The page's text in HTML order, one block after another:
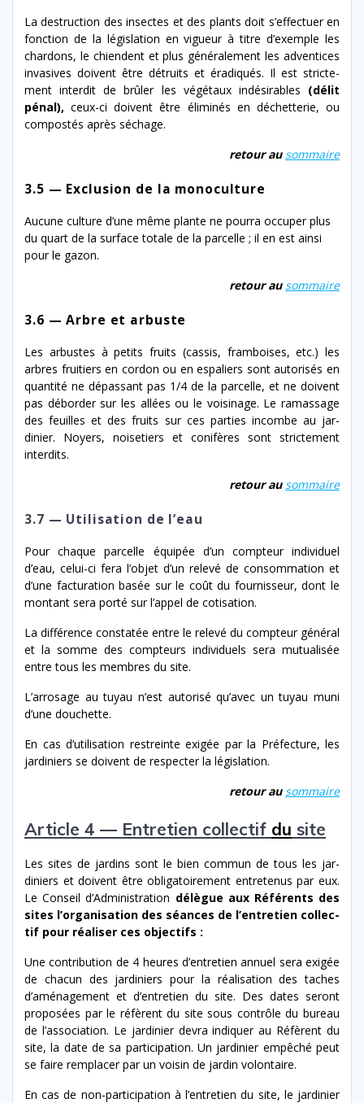
La destruc­tion des insectes et des plants doit s’ef­fectuer en
fonc­tion de la lég­is­la­tion en vigueur à titre d’ex­em­ple les
chardons, le chien­dent et plus générale­ment les adven­tices
inva­sives doivent être détru­its et éradiqués. Il est stricte­
ment inter­dit de brûler les végé­taux indésir­ables (délit
pénal),ceux-​ci doivent être élim­inés en déchet­terie, ou
com­postés après séchage.
retour au som­maire
3.5 — Exclusion de la monoculture
Aucune cul­ture d’une même plante ne pour­ra occu­per plus
du quart de la sur­face totale de la par­celle ; il en est ain­si
pour le gazon.
retour au som­maire
3.6 — Arbre et arbuste
Les arbustes à petits fruits (cas­sis, fram­bois­es, etc.) les
arbres fruitiers en cor­don ou en espaliers sont autorisés en
quan­tité ne dépas­sant pas 1/​4 de la par­celle, et ne doivent
pas débor­der sur les allées ou le voisi­nage. Le ramas­sage
des feuilles et des fruits sur ces par­ties incombe au jar­
dinier. Noyers, noisetiers et conifères sont stricte­ment
interdits.
retour au som­maire
3.7 — Utilisation de l’eau
Pour chaque par­celle équipée d’un comp­teur indi­vidu­el
d’eau, celui-​ci fera l’ob­jet d’un relevé de con­som­ma­tion et
d’une fac­tura­tion basée sur le coût du four­nisseur, dont le
mon­tant sera porté sur l’ap­pel de cotisation.
La dif­férence con­statée entre le relevé du comp­teur général
et la somme des comp­teurs indi­vidu­els sera mutu­al­isée
entre tous les mem­bres du site.
L’arrosage au tuyau n’est autorisé qu’avec un tuyau muni
d’une douchette.
En cas d’u­til­i­sa­tion restreinte exigée par la Préfecture, les
jar­diniers se doivent de respecter la législation.
retour au som­maire
Article 4 — Entretien collectif du site
Les sites de jardins sont le bien com­mun de tous les jar­
diniers et doivent être oblig­a­toire­ment entretenus par eux.
Le Conseil d’Administration délègue aux Référents des
sites l’organisation des séances de l’en­tre­tien col­lec­
tif pour réalis­er ces objectifs :
Une con­tri­bu­tion de 4 heures d’en­tre­tien annuel sera exigée
de cha­cun des jar­diniers pour la réal­i­sa­tion des tach­es
d’amé­nage­ment et d’en­tre­tien du site. Des dates seront
pro­posées par le réfèrent du site sous con­trôle du bureau
de l’association. Le jar­dinier devra indi­quer au Réfèrent du
site, la date de sa par­tic­i­pa­tion. Un jar­dinier empêché peut
se faire rem­plac­er par un voisin de jardin volontaire.
En cas de non-​participation à l’en­tre­tien du site, le jar­dinier